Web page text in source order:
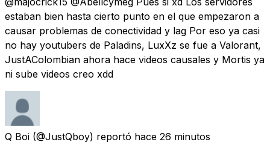
estaban bien hasta cierto punto en el que empezaron a
causar problemas de conectividad y lag Por eso ya casi
no hay youtubers de Paladins, LuxXz se fue a Valorant,
JustAColombian ahora hace videos causales y Mortis ya
ni sube videos creo xdd
Q Boi (@JustQboy) reportó hace 26 minutos